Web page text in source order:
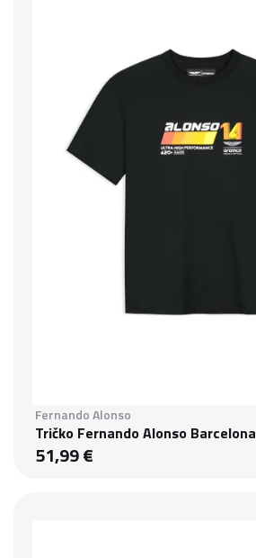
Fernando Alonso
Tričko Fernando Alonso Barcelona
51,99 €